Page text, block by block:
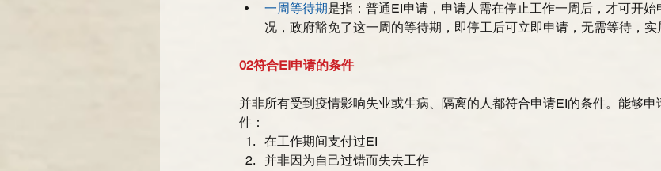
一周等待期是指：普通EI申请，申请人需在停止工作一周后，才可开
况，政府豁免了这一周的等待期，即停工后可立即申请，无需等待，实
02符合EI申请的条件
并非所有受到疫情影响失业或生病、隔离的人都符合申请EI的条件。能够
件：
在工作期间支付过EI
并非因为自己过错而失去工作